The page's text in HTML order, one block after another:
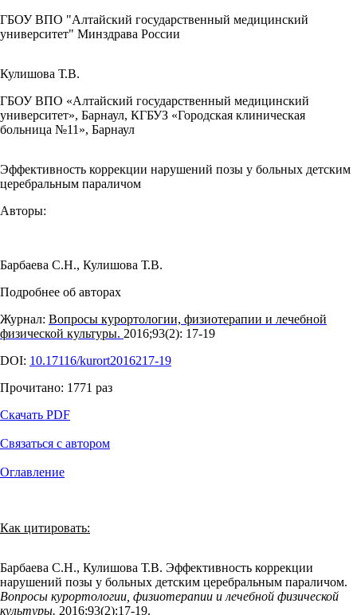
ГБОУ ВПО "Алтайский государственный медицинский
университет" Минздрава России
Кулишова Т.В.
ГБОУ ВПО «Алтайский государственный медицинский
университет», Барнаул, КГБУЗ «Городская клиническая
больница №11», Барнаул
Эффективность коррекции нарушений позы у больных детским
церебральным параличом
Авторы:
Барбаева С.Н., Кулишова Т.В.
Подробнее об авторах
Журнал: Вопросы курортологии, физиотерапии и лечебной
физической культуры. 2016;93(2): 17‑19
DOI: 10.17116/kurort2016217-19
Прочитано: 1771 раз
Скачать PDF
Связаться с автором
Оглавление
Как цитировать:
Барбаева С.Н., Кулишова Т.В. Эффективность коррекции
нарушений позы у больных детским церебральным параличом.
Вопросы курортологии, физиотерапии и лечебной физической
культуры. 2016;93(2):17‑19.